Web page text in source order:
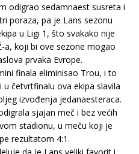
odigrao sedamnaest susreta i
poraza, pa je Lans sezonu
u Ligi 1, što svakako nije
a, koji bi ove sezone mogao
prvaka Evrope.
finala eliminisao Trou, i to
četvrtfinalu ova ekipa slavila
izvođenja jedanaesteraca.
sjajan meč i bez većih
stadionu, u meču koji je
rezultatom 4:1.